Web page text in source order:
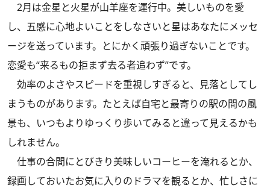
2月は金星と火星が山羊座を運行中。美しいものを愛
し、五感に心地よいことをしなさいと星はあなたにメッセ
ージを送っています。とにかく頑張り過ぎないことです。
恋愛も“来るもの拒まず去る者追わず”です。
効率のよさやスピードを重視しすぎると、見落としてし
まうものがあります。たとえば自宅と最寄りの駅の間の風
景も、いつもよりゆっくり歩いてみると違って見えるかも
しれません。
仕事の合間にとびきり美味しいコーヒーを淹れるとか、
録画しておいたお気に入りのドラマを観るとか、忙しさに